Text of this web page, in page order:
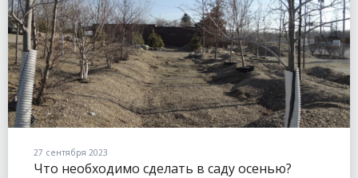
27 сентября 2023
Что необходимо сделать в саду осенью?